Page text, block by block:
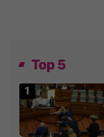
Top 5